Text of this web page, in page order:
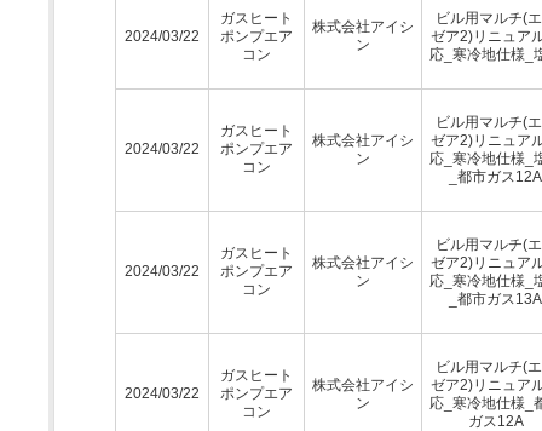
2024/03/22
ガスヒート
ポンプエア
コン
株式会社アイシ
ン
ビル用マルチ(
ゼア2)リニュア
応_寒冷地仕様_
2024/03/22
ガスヒート
ポンプエア
コン
株式会社アイシ
ン
ビル用マルチ(
ゼア2)リニュア
応_寒冷地仕様_
_都市ガス12A
2024/03/22
ガスヒート
ポンプエア
コン
株式会社アイシ
ン
ビル用マルチ(
ゼア2)リニュア
応_寒冷地仕様_
_都市ガス13A
2024/03/22
ガスヒート
ポンプエア
コン
株式会社アイシ
ン
ビル用マルチ(
ゼア2)リニュア
応_寒冷地仕様_
ガス12A